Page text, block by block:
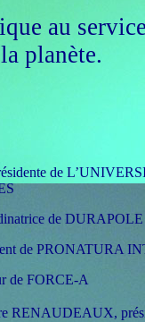
au
planète.
de
de DURAPOLE
de PRONATURA
de FORCE-A
RENAUDEAUX,